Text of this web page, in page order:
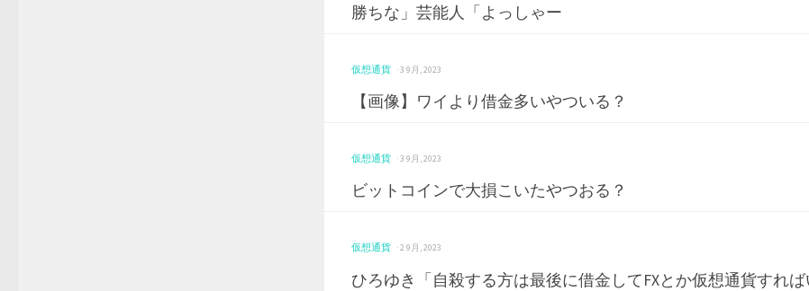
勝ちな」芸能人「よっしゃー
仮想通貨 · 3 9月, 2023
【画像】ワイより借金多いやついる？
仮想通貨 · 3 9月, 2023
ビットコインで大損こいたやつおる？
仮想通貨 · 2 9月, 2023
ひろゆき「自殺する方は最後に借金してFXとか仮想通貨すれば